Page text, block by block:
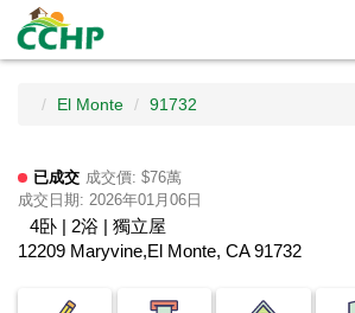
El Monte 91732
已成交 成交價: $76萬
成交日期: 2026年01月06日
4卧 | 2浴 | 獨立屋
12209 Maryvine,El Monte, CA 91732